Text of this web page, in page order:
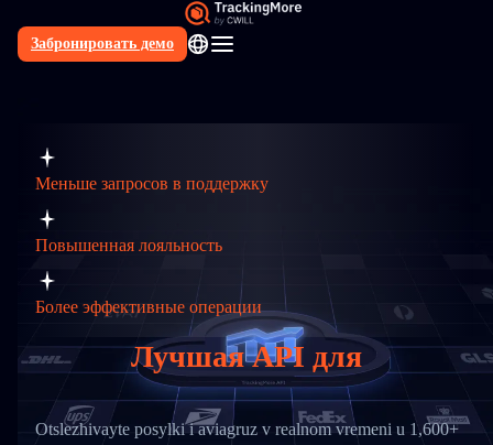
Забронировать демо
RU
Меньше запросов в поддержку
Повышенная лояльность
Более эффективные операции
Лучшая API для
отслеживания нескольких
Otslezhivayte posylki i aviagruz v realnom vremeni u 1,600+